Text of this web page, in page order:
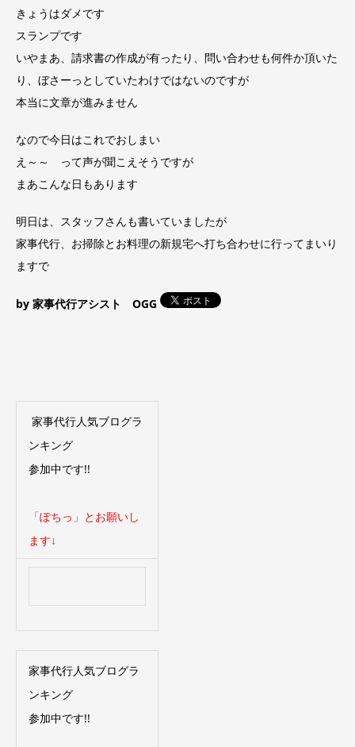
きょうはダメです
スランプです
いやまあ、請求書の作成が有ったり、問い合わせも何件か頂いた
り、ぼさーっとしていたわけではないのですが
本当に文章が進みません
なので今日はこれでおしまい
え～～
って声が聞こえそうですが
まあこんな日もあります
明日は、スタッフさんも書いていましたが
家事代行、お掃除とお料理の新規宅へ打ち合わせに行ってまいり
ますで
by 家事代行アシスト OGG
家事代行人気ブログラ
ンキング
参加中です!!
「ぽちっ」とお願いし
ます↓
家事代行人気ブログラ
ンキング
参加中です!!